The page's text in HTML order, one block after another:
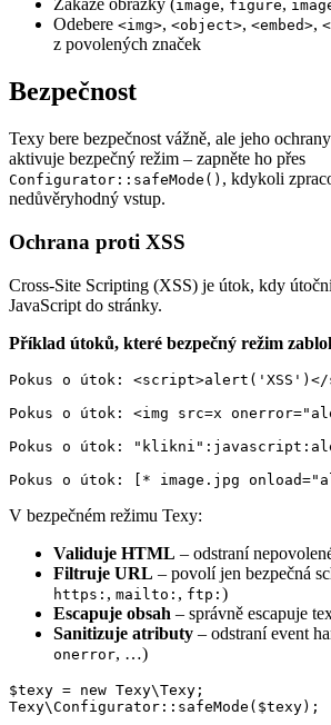
Zakáže obrázky (image, figure,
Odebere <img>, <object>, <embed>,
z povolených značek
Bezpečnost
Texy bere bezpečnost vážně, ale jeho
aktivuje bezpečný režim – zapněte ho přes
Configurator::safeMode() , kdykoli
nedůvěryhodný vstup.
Ochrana proti XSS
Cross-Site Scripting (XSS) je útok, kdy
JavaScript do stránky.
Příklad útoků, které bezpečný režim
Pokus o útok:
Pokus o útok: <img src=x
Pokus o útok:
V bezpečném režimu Texy:
Validuje HTML – odstraní
Filtruje URL – povolí jen bezpečná
https: , mailto: , ftp: )
Escapuje obsah – správně escapuje
Sanitizuje atributy – odstraní event
onerror, …)
$texy = new Texy\Texy;
Texy\Configurator::safeMode($texy);